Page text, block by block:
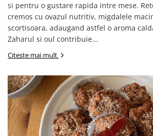
si pentru o gustare rapida intre mese.
cremos cu ovazul nutritiv, migdalele
scortisoara, adaugand astfel o aroma
Zaharul si oul contribuie...
Citeste mai mult